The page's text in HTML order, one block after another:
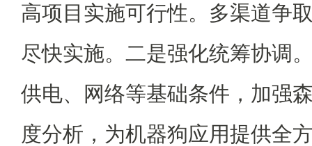
高项目实施可行性。多渠道争
尽快实施。二是强化统筹协调
供电、网络等基础条件，加强
度分析，为机器狗应用提供全